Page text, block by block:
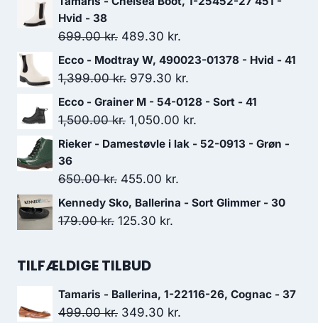
900.00 kr..630.00 kr..
Hvid - 38
699.00kr. Den
oprindelige
pris
699.00 kr..
489.30 kr.
aktuelle
pris
489.30 kr..
Ecco - Modtray W, 490023-01378 - Hvid - 41
1,399.00kr. Den
oprindelige
pris
979.30 kr.
aktuelle
pris
Ecco - Grainer M - 54-0128 - Sort - 41
1,500.00kr. Den
oprindelige
var:
1,500.00 kr..
1,050.00 kr.
aktuelle
1,050.00 kr..
Rieker - Damestøvle i lak - 52-0913 - Grøn -
36
650.00kr. Den
oprindelige
pris
455.00 kr.
aktuelle
Kennedy Sko, Ballerina - Sort Glimmer - 30
179.00kr. Den
pris
179.00 kr..
125.30 kr.
125.30 kr..
TILFÆLDIGE TILBUD
Tamaris - Ballerina, 1-22116-26, Cognac - 37
499.00kr. Den
349.30 kr.